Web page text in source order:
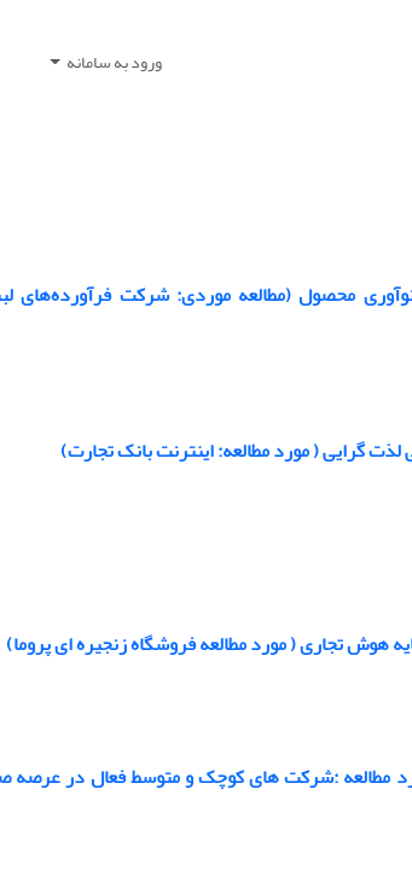
ورود به سامانه
محصول (مطالعه موردی: شرکت فرآورده‌های
گرایی ( مورد مطالعه: اینترنت بانک تجارت)
هوش تجاری ( مورد مطالعه فروشگاه زنجیره ای پروما)
مطالعه :شرکت های کوچک و متوسط فعال در عرصه